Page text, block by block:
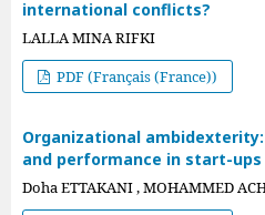
international conflicts?
LALLA MINA RIFKI
PDF (Français (France))
Organizational
and performance in start-
Doha ETTAKANI , MOHAMMED